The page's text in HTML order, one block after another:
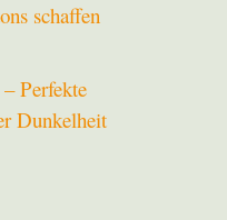
schaffen
Perfekte
Dunkelheit